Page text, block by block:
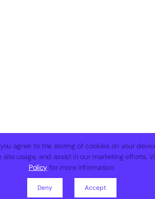
agree to the storing of cookies on your
site usage, and assist in our marketing efforts.
Policy for more information.
Deny Accept